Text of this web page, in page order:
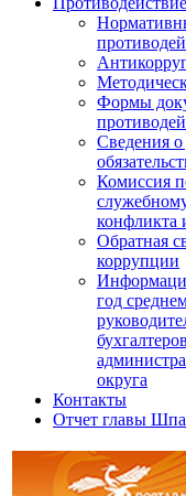
Формы
Сведения о
Комиссия
конфликта
Обратная
коррупции
год
округа
Контакты
Отчет главы